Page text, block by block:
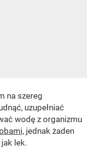
na szereg
uzupełniać
wodę z organizmu
jednak żaden
lek.